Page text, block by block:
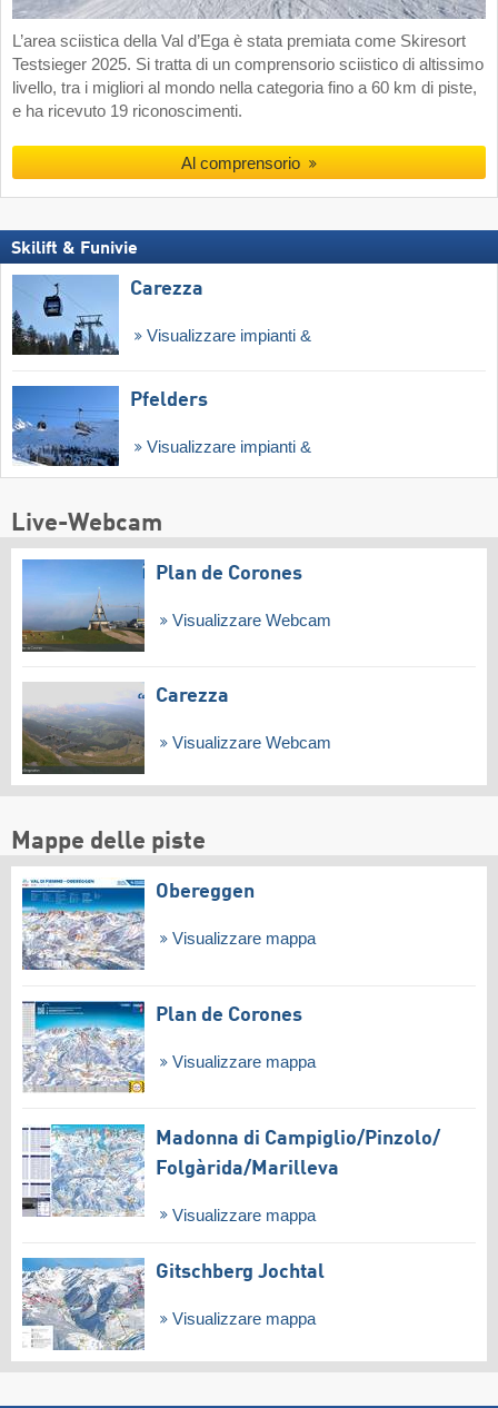
L’area sciistica della Val d’Ega è stata premiata come Skiresort
Testsieger 2025. Si tratta di un comprensorio sciistico di altissimo
livello, tra i migliori al mondo nella categoria fino a 60 km di piste,
e ha ricevuto 19 riconoscimenti.
Al comprensorio
Skilift & Funivie
Carezza
Visualizzare impianti &
Pfelders
Visualizzare impianti &
Live-Webcam
Plan de Corones
Visualizzare Webcam
Carezza
Visualizzare Webcam
Mappe delle piste
Obereggen
Visualizzare mappa
Plan de Corones
Visualizzare mappa
Madonna di Campiglio/​Pinzolo/​
Folgàrida/​Marilleva
Visualizzare mappa
Gitschberg Jochtal
Visualizzare mappa